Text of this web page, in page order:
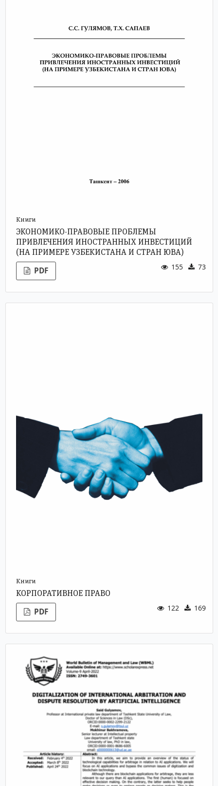
Книги
ЭКОНОМИКО-ПРАВОВЫЕ ПРОБЛЕМЫ
ПРИВЛЕЧЕНИЯ ИНОСТРАННЫХ ИНВЕСТИЦИЙ
(НА ПРИМЕРЕ УЗБЕКИСТАНА И СТРАН ЮВА)
PDF 155 73
Книги
КОРПОРАТИВНОЕ ПРАВО
PDF 122 169